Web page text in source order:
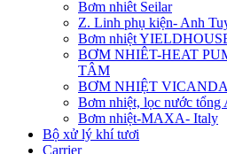
Bơm nhiêt Seilar
Z. Linh phụ kiện- Anh
Bơm nhiệt
BƠM NHIÊT-HEAT
TÂM
BƠM NHIỆT VICANDA
Bơm nhiệt, lọc nước
Bơm nhiệt-MAXA- Italy
Bộ xử lý khí tươi
Carrier